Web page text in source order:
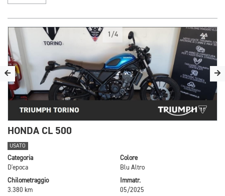
1/4
HONDA CL 500
USATO
Categoria
D'epoca
Colore
Blu Altro
Chilometraggio
3.380 km
Immatr.
05/2025